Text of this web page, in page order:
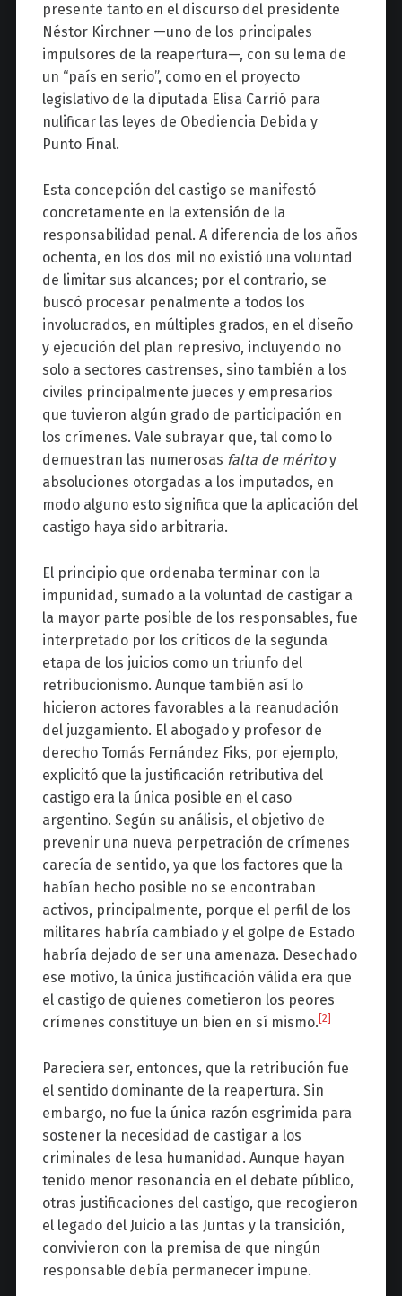
presente tanto en el discurso del presidente
Néstor Kirchner —uno de los principales
impulsores de la reapertura—, con su lema de
un “país en serio”, como en el proyecto
legislativo de la diputada Elisa Carrió para
nulificar las leyes de Obediencia Debida y
Punto Final.
Esta concepción del castigo se manifestó
concretamente en la extensión de la
responsabilidad penal. A diferencia de los años
ochenta, en los dos mil no existió una voluntad
de limitar sus alcances; por el contrario, se
buscó procesar penalmente a todos los
involucrados, en múltiples grados, en el diseño
y ejecución del plan represivo, incluyendo no
solo a sectores castrenses, sino también a los
civiles principalmente jueces y empresarios
que tuvieron algún grado de participación en
los crímenes. Vale subrayar que, tal como lo
demuestran las numerosas falta de méritoy
absoluciones otorgadas a los imputados, en
modo alguno esto significa que la aplicación del
castigo haya sido arbitraria.
El principio que ordenaba terminar con la
impunidad, sumado a la voluntad de castigar a
la mayor parte posible de los responsables, fue
interpretado por los críticos de la segunda
etapa de los juicios como un triunfo del
retribucionismo. Aunque también así lo
hicieron actores favorables a la reanudación
del juzgamiento. El abogado y profesor de
derecho Tomás Fernández Fiks, por ejemplo,
explicitó que la justificación retributiva del
castigo era la única posible en el caso
argentino. Según su análisis, el objetivo de
prevenir una nueva perpetración de crímenes
carecía de sentido, ya que los factores que la
habían hecho posible no se encontraban
activos, principalmente, porque el perfil de los
militares habría cambiado y el golpe de Estado
habría dejado de ser una amenaza. Desechado
ese motivo, la única justificación válida era que
el castigo de quienes cometieron los peores
crímenes constituye un bien en sí mismo. [2]
Pareciera ser, entonces, que la retribución fue
el sentido dominante de la reapertura. Sin
embargo, no fue la única razón esgrimida para
sostener la necesidad de castigar a los
criminales de lesa humanidad. Aunque hayan
tenido menor resonancia en el debate público,
otras justificaciones del castigo, que recogieron
el legado del Juicio a las Juntas y la transición,
convivieron con la premisa de que ningún
responsable debía permanecer impune.